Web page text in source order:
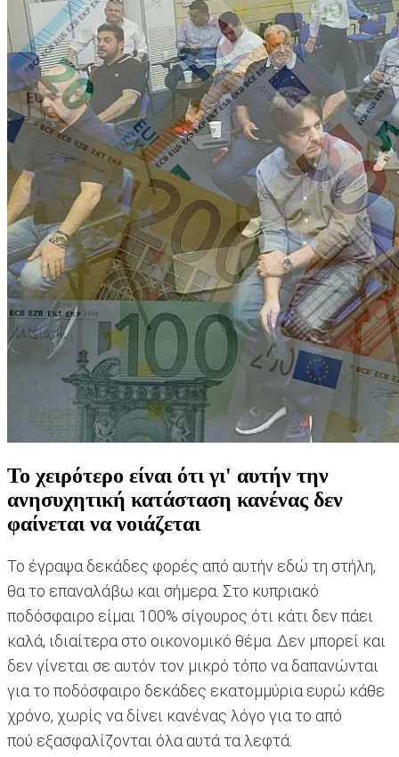
Το χειρότερο είναι ότι γι' αυτήν την
ανησυχητική κατάσταση κανένας δεν
φαίνεται να νοιάζεται
Το έγραψα δεκάδες φορές από αυτήν εδώ τη στήλη,
θα το επαναλάβω και σήμερα. Στο κυπριακό
ποδόσφαιρο είμαι 100% σίγουρος ότι κάτι δεν πάει
καλά, ιδιαίτερα στο οικονομικό θέμα. Δεν μπορεί και
δεν γίνεται σε αυτόν τον μικρό τόπο να δαπανώνται
για το ποδόσφαιρο δεκάδες εκατομμύρια ευρώ κάθε
χρόνο, χωρίς να δίνει κανένας λόγο για το από
πού εξασφαλίζονται όλα αυτά τα λεφτά.